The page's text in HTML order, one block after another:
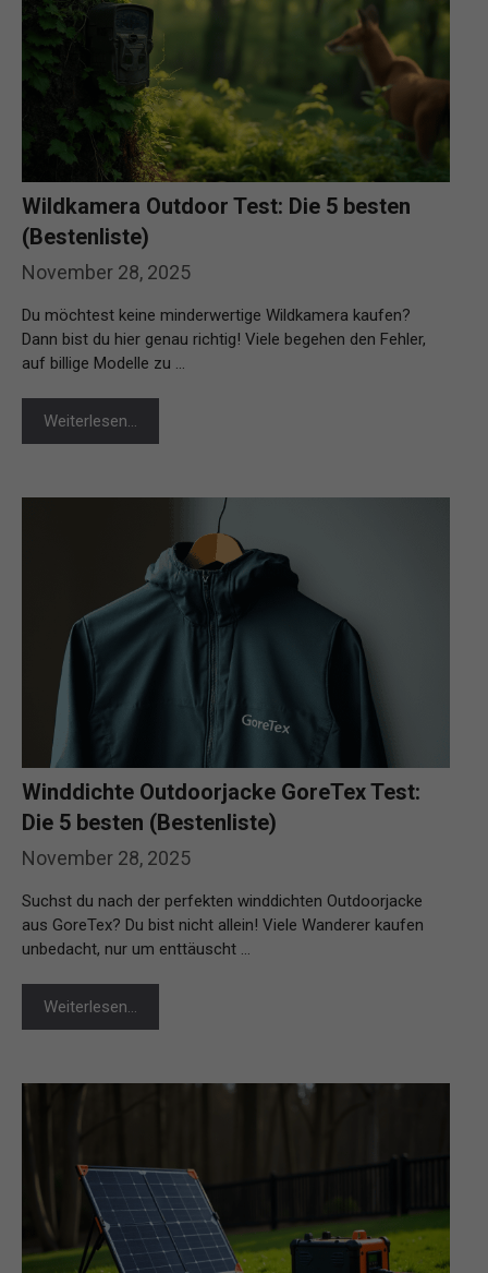
November 28, 2025
Wildkamera Outdoor Test: Die 5 besten
(Bestenliste)
Du möchtest keine minderwertige Wildkamera kaufen?
Dann bist du hier genau richtig! Viele begehen den Fehler,
auf billige Modelle zu …
Weiterlesen…
November 28, 2025
Winddichte Outdoorjacke GoreTex Test:
Die 5 besten (Bestenliste)
Suchst du nach der perfekten winddichten Outdoorjacke
aus GoreTex? Du bist nicht allein! Viele Wanderer kaufen
unbedacht, nur um enttäuscht …
Weiterlesen…